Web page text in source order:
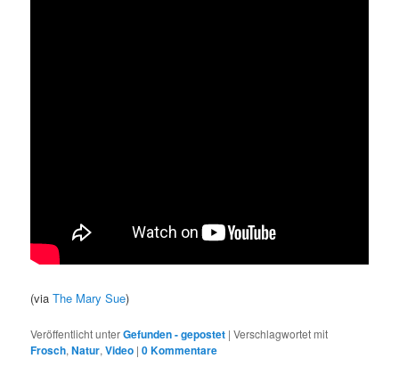
(viaThe Mary Sue)
Veröffentlicht unterGefunden - gepostet |Verschlagwortet mit
Frosch,Natur,Video |0 Kommentare